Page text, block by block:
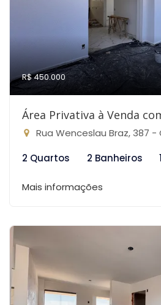
R$ 450.000
Área Privativa à Venda
Rua Wenceslau Braz, 387 -
2 Quartos
2 Banheiros
Mais informações